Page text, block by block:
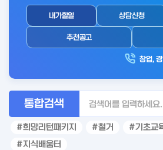
웃
로
인
내가할일 상담신청
추천공고
창업,
통합검색
희망리턴패키지 철거 기초교
지식배움터